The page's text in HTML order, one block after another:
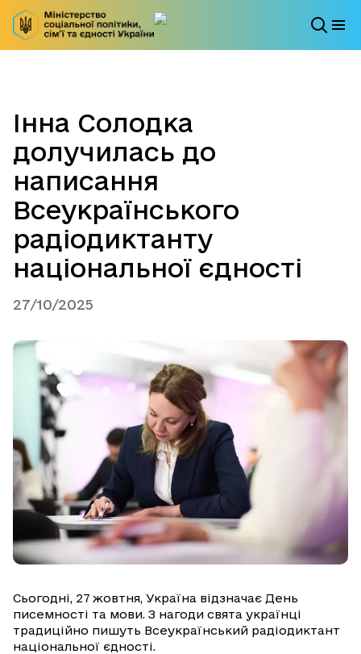
Інна Солодка
долучилась до
написання
Всеукраїнського
радіодиктанту
національної єдності
27/10/2025
Сьогодні, 27 жовтня, Україна відзначає День
писемності та мови. З нагоди свята українці
традиційно пишуть Всеукраїнський радіодиктант
національної єдності.